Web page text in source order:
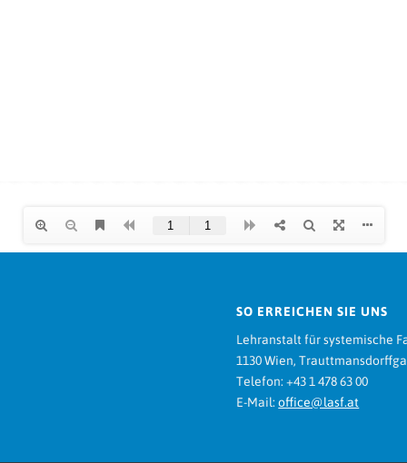
SO ERREICHEN SIE UNS
Lehranstalt für systemische
1130 Wien,
Telefon: +43 1 478 63 00
E-Mail:office@lasf.at